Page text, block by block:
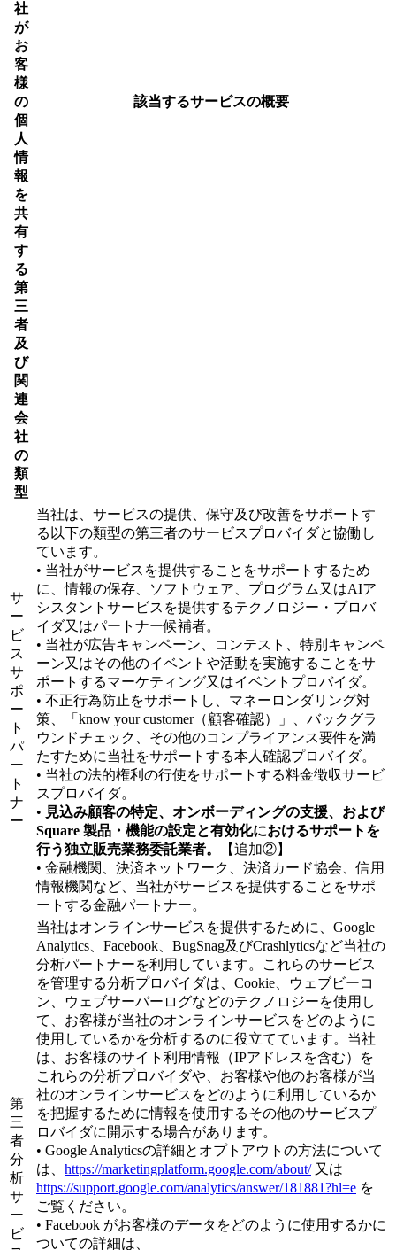
社
が
お
客
様
の
個
人
情
報
を
共
有
す
る
第
三
者
及
び
関
連
会
社
の
類
型
該当するサービスの概要
サ
ー
ビ
ス
サ
ポ
ー
ト
パ
ー
ト
ナ
ー
当社は、サービスの提供、保守及び改善をサポートす
る以下の類型の第三者のサービスプロバイダと協働し
ています。
• 当社がサービスを提供することをサポートするため
に、情報の保存、ソフトウェア、プログラム又はAIア
シスタントサービスを提供するテクノロジー・プロバ
イダ又はパートナー候補者。
• 当社が広告キャンペーン、コンテスト、特別キャンペ
ーン又はその他のイベントや活動を実施することをサ
ポートするマーケティング又はイベントプロバイダ。
• 不正行為防止をサポートし、マネーロンダリング対
策、「know your customer（顧客確認）」、バックグラ
ウンドチェック、その他のコンプライアンス要件を満
たすために当社をサポートする本人確認プロバイダ。
• 当社の法的権利の行使をサポートする料金徴収サービ
スプロバイダ。
• 見込み顧客の特定、オンボーディングの支援、および
Square 製品・機能の設定と有効化におけるサポートを
行う独立販売業務委託業者。
【追加②】
• 金融機関、決済ネットワーク、決済カード協会、信用
情報機関など、当社がサービスを提供することをサポ
ートする金融パートナー。
第
三
者
分
析
サ
ー
ビ
当社はオンラインサービスを提供するために、Google
Analytics、Facebook、BugSnag及びCrashlyticsなど当社の
分析パートナーを利用しています。これらのサービス
を管理する分析プロバイダは、Cookie、ウェブビーコ
ン、ウェブサーバーログなどのテクノロジーを使用し
て、お客様が当社のオンラインサービスをどのように
使用しているかを分析するのに役立てています。当社
は、お客様のサイト利用情報（IPアドレスを含む）を
これらの分析プロバイダや、お客様や他のお客様が当
社のオンラインサービスをどのように利用しているか
を把握するために情報を使用するその他のサービスプ
ロバイダに開示する場合があります。
• Google Analyticsの詳細とオプトアウトの方法について
は、 https://marketingplatform.google.com/about/又は
https://support.google.com/analytics/answer/181881?hl=e を
ご覧ください。
• Facebook がお客様のデータをどのように使用するかに
ついての詳細は、